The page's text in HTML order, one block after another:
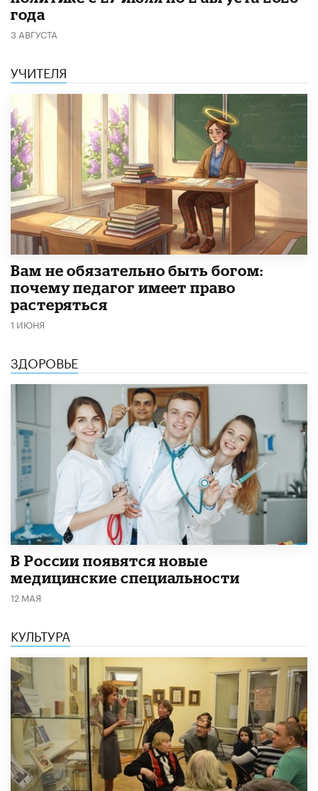
года
3 АВГУСТА
УЧИТЕЛЯ
​Вам не обязательно быть богом:
почему педагог имеет право
растеряться
1 ИЮНЯ
ЗДОРОВЬЕ
В России появятся новые
медицинские специальности
12 МАЯ
КУЛЬТУРА